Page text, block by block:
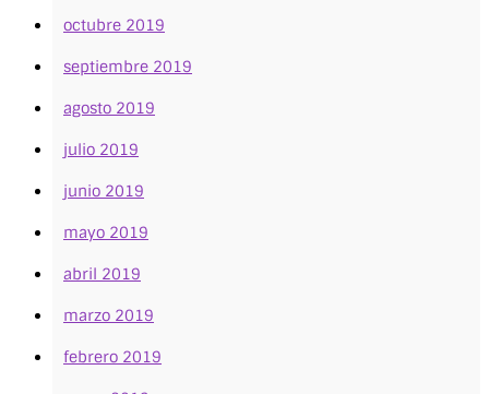
octubre 2019
septiembre 2019
agosto 2019
julio 2019
junio 2019
mayo 2019
abril 2019
marzo 2019
febrero 2019